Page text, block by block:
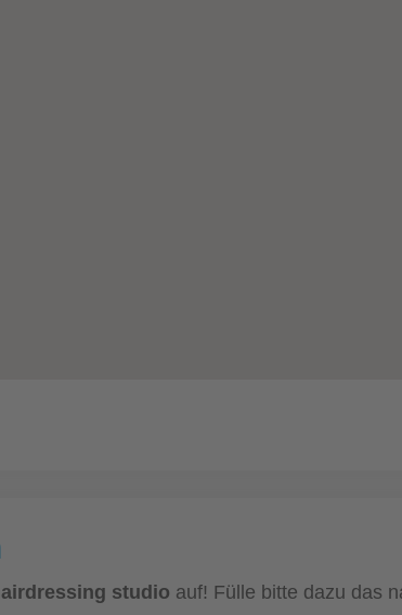
studio auf! Fülle bitte dazu das